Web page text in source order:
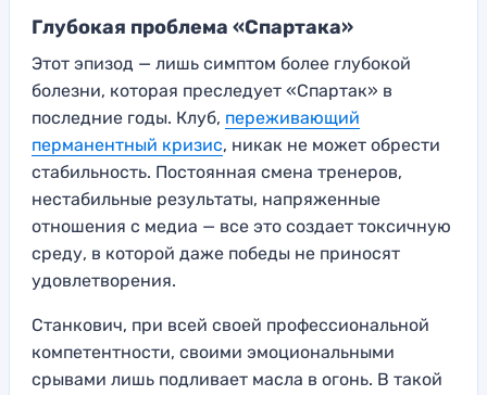
Глубокая проблема «Спартака»
Этот эпизод — лишь симптом более глубокой
болезни, которая преследует «Спартак» в
последние годы. Клуб, переживающий
перманентный кризис, никак не может обрести
стабильность. Постоянная смена тренеров,
нестабильные результаты, напряженные
отношения с медиа — все это создает токсичную
среду, в которой даже победы не приносят
удовлетворения.
Станкович, при всей своей профессиональной
компетентности, своими эмоциональными
срывами лишь подливает масла в огонь. В такой